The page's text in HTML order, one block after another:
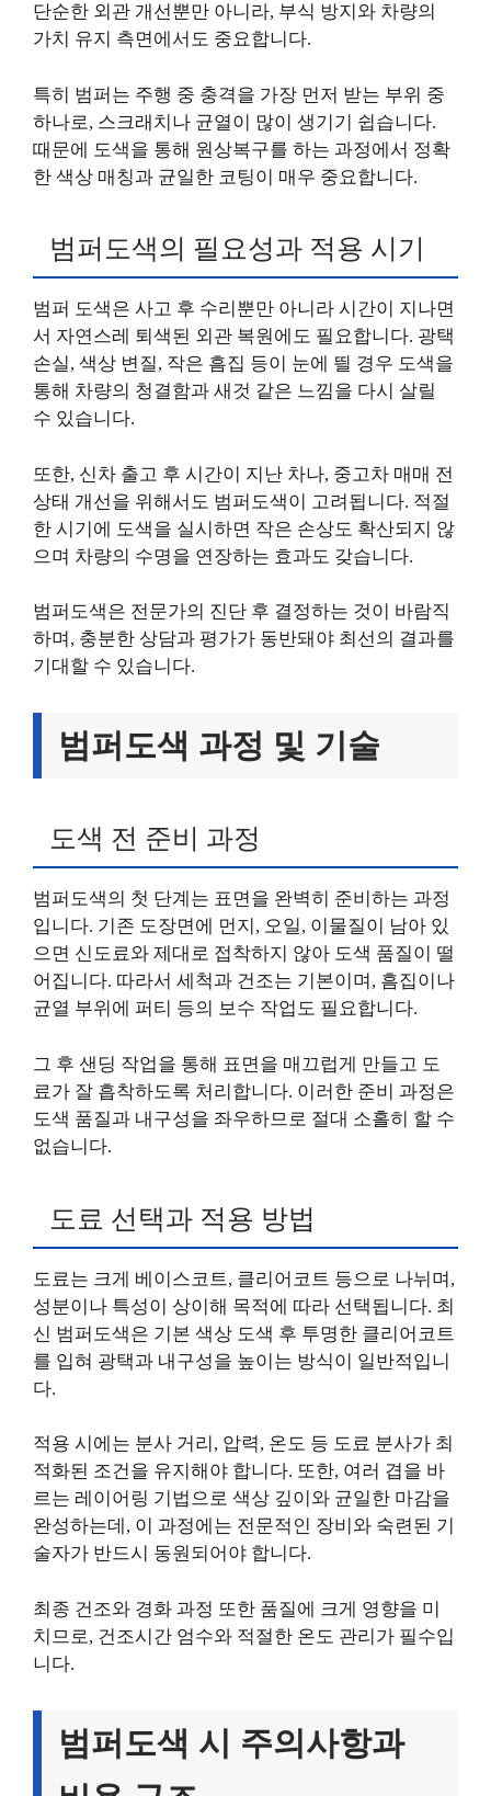
단순한 외관 개선뿐만 아니라, 부식 방지와 차량의
가치 유지 측면에서도 중요합니다.
특히 범퍼는 주행 중 충격을 가장 먼저 받는 부위 중
하나로, 스크래치나 균열이 많이 생기기 쉽습니다.
때문에 도색을 통해 원상복구를 하는 과정에서 정확
한 색상 매칭과 균일한 코팅이 매우 중요합니다.
범퍼도색의 필요성과 적용 시기
범퍼 도색은 사고 후 수리뿐만 아니라 시간이 지나면
서 자연스레 퇴색된 외관 복원에도 필요합니다. 광택
손실, 색상 변질, 작은 흠집 등이 눈에 띌 경우 도색을
통해 차량의 청결함과 새것 같은 느낌을 다시 살릴
수 있습니다.
또한, 신차 출고 후 시간이 지난 차나, 중고차 매매 전
상태 개선을 위해서도 범퍼도색이 고려됩니다. 적절
한 시기에 도색을 실시하면 작은 손상도 확산되지 않
으며 차량의 수명을 연장하는 효과도 갖습니다.
범퍼도색은 전문가의 진단 후 결정하는 것이 바람직
하며, 충분한 상담과 평가가 동반돼야 최선의 결과를
기대할 수 있습니다.
범퍼도색 과정 및 기술
도색 전 준비 과정
범퍼도색의 첫 단계는 표면을 완벽히 준비하는 과정
입니다. 기존 도장면에 먼지, 오일, 이물질이 남아 있
으면 신도료와 제대로 접착하지 않아 도색 품질이 떨
어집니다. 따라서 세척과 건조는 기본이며, 흠집이나
균열 부위에 퍼티 등의 보수 작업도 필요합니다.
그 후 샌딩 작업을 통해 표면을 매끄럽게 만들고 도
료가 잘 흡착하도록 처리합니다. 이러한 준비 과정은
도색 품질과 내구성을 좌우하므로 절대 소홀히 할 수
없습니다.
도료 선택과 적용 방법
도료는 크게 베이스코트, 클리어코트 등으로 나뉘며,
성분이나 특성이 상이해 목적에 따라 선택됩니다. 최
신 범퍼도색은 기본 색상 도색 후 투명한 클리어코트
를 입혀 광택과 내구성을 높이는 방식이 일반적입니
다.
적용 시에는 분사 거리, 압력, 온도 등 도료 분사가 최
적화된 조건을 유지해야 합니다. 또한, 여러 겹을 바
르는 레이어링 기법으로 색상 깊이와 균일한 마감을
완성하는데, 이 과정에는 전문적인 장비와 숙련된 기
술자가 반드시 동원되어야 합니다.
최종 건조와 경화 과정 또한 품질에 크게 영향을 미
치므로, 건조시간 엄수와 적절한 온도 관리가 필수입
니다.
범퍼도색 시 주의사항과